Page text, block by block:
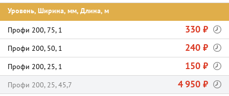
Уровень, Ширина, мм, Длина, м
Профи 200, 75, 1 330 ₽
Профи 200, 50, 1 240 ₽
Профи 200, 25, 1 150 ₽
Профи 200, 25, 45,7 4 950 ₽